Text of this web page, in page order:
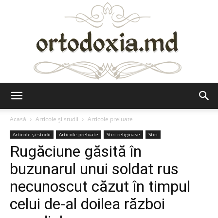
Acasă
Articole şi studii Articole preluate
Articole şi studii Articole preluate Stiri religioase Stiri
Rugăciune găsită în
buzunarul unui soldat rus
necunoscut căzut în timpul
celui de-al doilea război